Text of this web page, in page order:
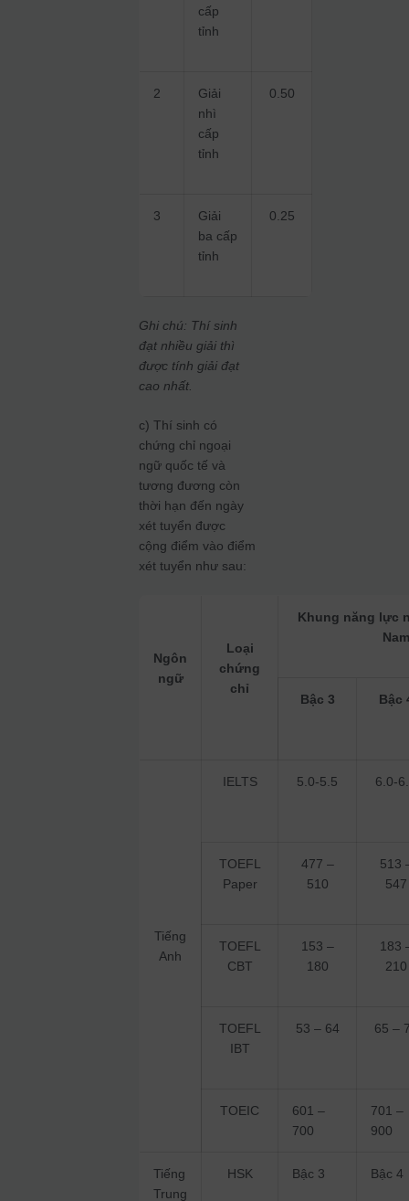
cấp
tỉnh
2
Giải
nhì
cấp
tỉnh
0.50
3
Giải
ba cấp
tỉnh
0.25
Ghi chú: Thí sinh
đạt nhiều giải thì
được tính giải đạt
cao nhất.
c) Thí sinh có
chứng chỉ ngoại
ngữ quốc tế và
tương đương còn
thời hạn đến ngày
xét tuyển được
cộng điểm vào điểm
xét tuyển như sau:
Ngôn
ngữ
Loại
chứng
chỉ
Khung năng lực
Nam
Bậc 3 Bậc
Tiếng
Anh
IELTS 5.0-5.5 6.0-
TOEFL
Paper
477 –
510
513
547
TOEFL
CBT
153 –
180
183
210
TOEFL
IBT
53 – 64 65 –
TOEIC
601 –
700
701 –
900
Tiếng
Trung
HSK Bậc 3 Bậc 4